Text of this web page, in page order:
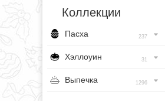
Коллекции
Пасха 237
Хэллоуин 31
Выпечка 1296